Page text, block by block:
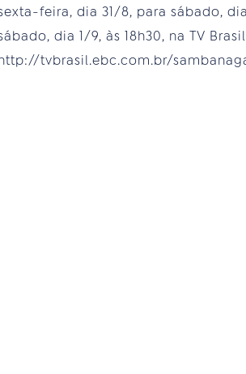
feira, dia 31/8, para sábado,
dia 1/9, às 18h30, na TV Brasil
tvbrasil.ebc.com.br/